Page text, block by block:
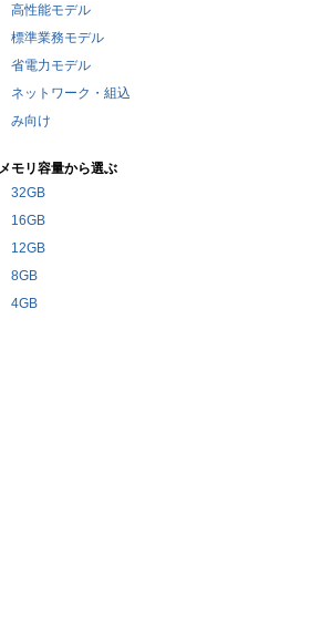
高性能モデル
標準業務モデル
省電力モデル
ネットワーク・組込
み向け
メモリ容量から選ぶ
32GB
16GB
12GB
8GB
4GB